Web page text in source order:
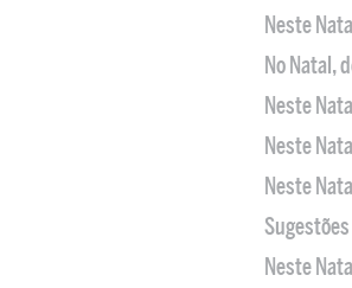
Neste
No Natal,
Neste
Neste
Neste
Neste